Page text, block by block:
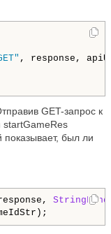
, response,
GET-запрос к
показывает, был ли
StringFind